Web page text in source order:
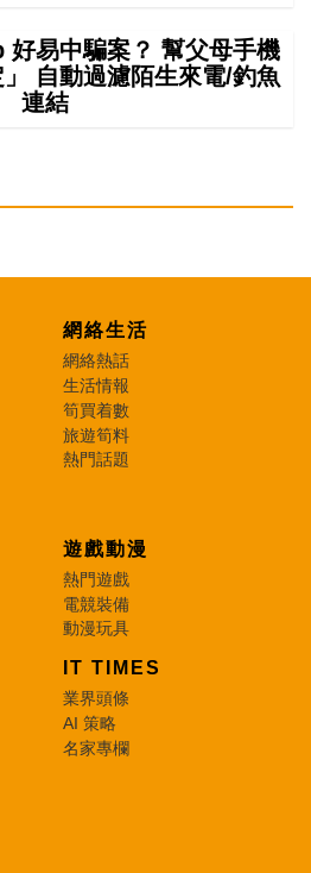
易中騙案？ 幫父母手機
自動過濾陌生來電/釣魚
連結
網絡生活
網絡熱話
生活情報
筍買着數
旅遊筍料
熱門話題
遊戲動漫
熱門遊戲
電競裝備
動漫玩具
IT TIMES
業界頭條
AI 策略
名家專欄